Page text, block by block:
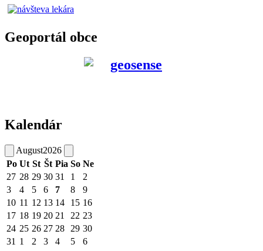
Geoportál obce
Kalendár
August2026
Po Ut St Št Pia So Ne
27 28 29 30 31 1
2
3
4 5 6 7 8
9
10 11 12 13 14 15 16
17 18 19 20 21 22 23
24 25 26 27 28 29 30
31 1 2 3 4 5 6